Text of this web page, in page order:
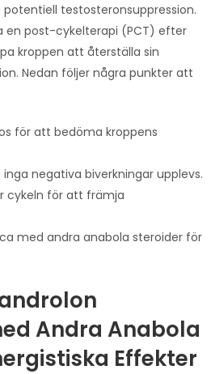
testosteronsuppression.
en post-cykelterapi (PCT) efter
kroppen att återställa sin
Nedan följer några punkter att
för att bedöma kroppens
negativa biverkningar upplevs.
cykeln för att främja
med andra anabola steroider för
Andra Anabola
Effekter